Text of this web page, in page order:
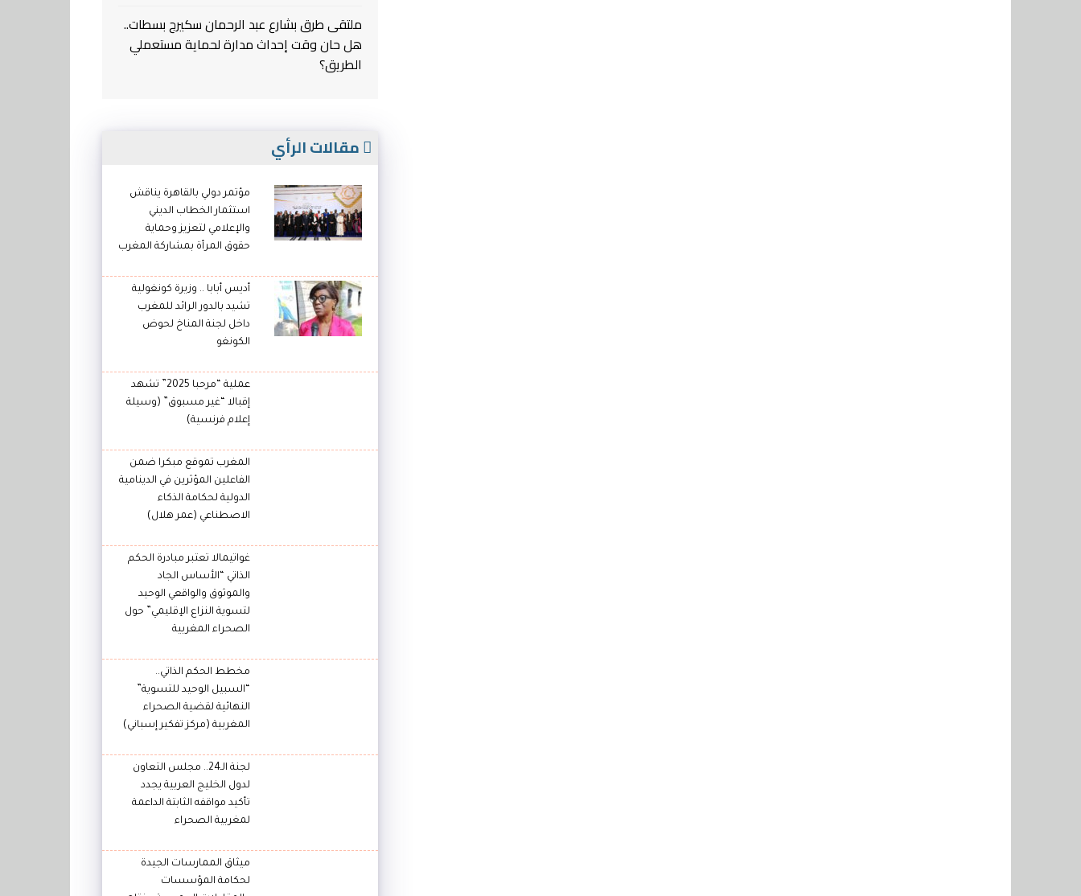
ملتقى طرق بشارع عبد الرحمان سكيرج بسطات..
هل حان وقت إحداث مدارة لحماية مستعملي
الطريق؟
مقالات الرأي
مؤتمر دولي بالقاهرة يناقش
استثمار الخطاب الديني
والإعلامي لتعزيز وحماية
حقوق المرأة بمشاركة المغرب
أديس أبابا .. وزيرة كونغولية
تشيد بالدور الرائد للمغرب
داخل لجنة المناخ لحوض
الكونغو
عملية “مرحبا 2025” تشهد
إقبالا “غير مسبوق” (وسيلة
إعلام فرنسية)
المغرب تموقع مبكرا ضمن
الفاعلين المؤثرين في الدينامية
الدولية لحكامة الذكاء
الاصطناعي (عمر هلال)
غواتيمالا تعتبر مبادرة الحكم
الذاتي “الأساس الجاد
والموثوق والواقعي الوحيد
لتسوية النزاع الإقليمي” حول
الصحراء المغربية
مخطط الحكم الذاتي..
“السبيل الوحيد للتسوية”
النهائية لقضية الصحراء
المغربية (مركز تفكير إسباني)
لجنة الـ24.. مجلس التعاون
لدول الخليج العربية يجدد
تأكيد مواقفه الثابتة الداعمة
لمغربية الصحراء
ميثاق الممارسات الجيدة
لحكامة المؤسسات